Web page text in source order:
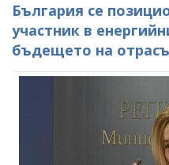
ЗА ОБЩЕСТВЕНО
ПРОЕКТИ ЗА
ЗАВЪРШИЛИ
ИНТЕРВЮТА
ПАРЛАМЕНТАРЕН
ВИДЕОГАЛЕРИЯ
България се
участник в
бъдещето на